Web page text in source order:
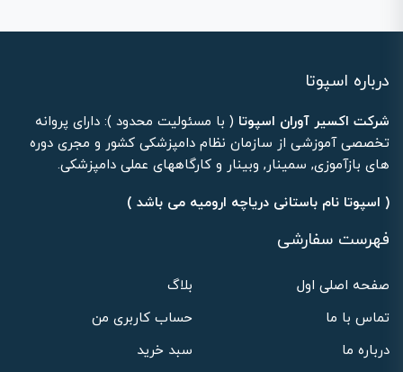
درباره اسپوتا
شرکت اکسیر آوران اسپوتا ( با مسئولیت محدود ): دارای پروانه
تخصصی آموزشی از سازمان نظام دامپزشکی کشور و مجری دوره
های بازآموزی, سمینار, وبینار و کارگاههای عملی دامپزشکی.
( اسپوتا نام باستانی دریاچه ارومیه می باشد )
فهرست سفارشی
صفحه اصلی اول
بلاگ
تماس با ما
حساب کاربری من
درباره ما
سبد خرید